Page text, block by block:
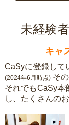
未経験
キャ
CaSyに登録して
(2024年6月時点) そ
それでもCaSy本
し、たくさんの